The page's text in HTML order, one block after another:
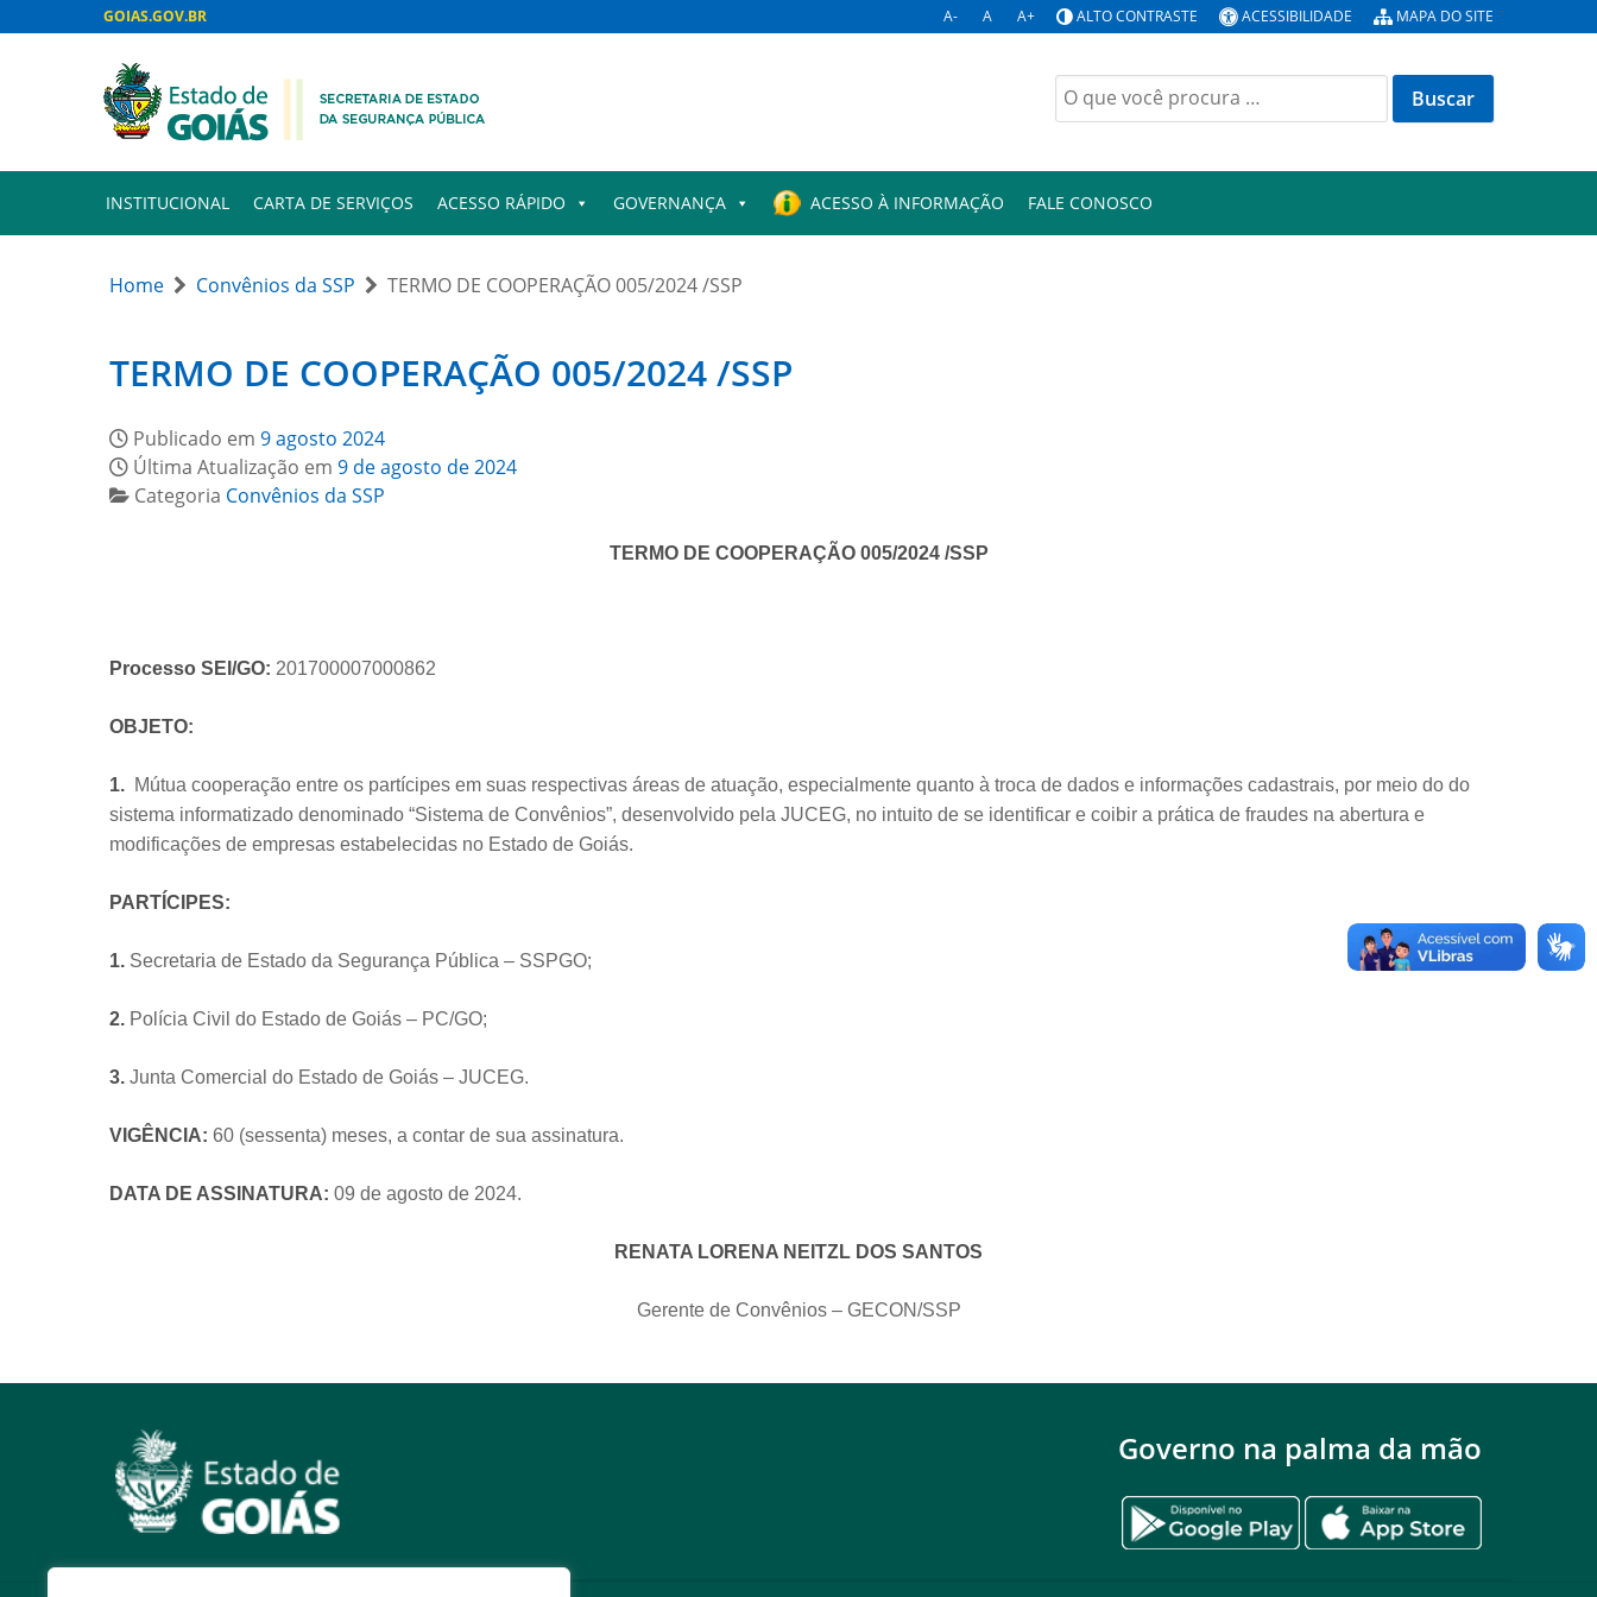
GOIAS.GOV.BR A- A A+ ALTO CONTRASTE ACESSIBILIDADE MAPA DO SITE
Buscar
por:
INSTITUCIONAL CARTA DE SERVIÇOS ACESSO RÁPIDO GOVERNANÇA ACESSO À INFORMAÇÃO FALE CONOSCO
Home Convênios da SSP TERMO DE COOPERAÇÃO 005/2024 /SSP
TERMO DE COOPERAÇÃO 005/2024 /SSP
Publicado em 9 agosto 2024
Última Atualização em 9 de agosto de 2024
Categoria Convênios da SSP
TERMO DE COOPERAÇÃO 005/2024 /SSP
Processo SEI/GO: 201700007000862
OBJETO:
1. Mútua cooperação entre os partícipes em suas respectivas áreas de atuação, especialmente quanto à troca de dados e informações cadastrais, por meio do do
sistema informatizado denominado “Sistema de Convênios”, desenvolvido pela JUCEG, no intuito de se identificar e coibir a prática de fraudes na abertura e
modificações de empresas estabelecidas no Estado de Goiás.
PARTÍCIPES:
1. Secretaria de Estado da Segurança Pública – SSPGO;
2. Polícia Civil do Estado de Goiás – PC/GO;
3. Junta Comercial do Estado de Goiás – JUCEG.
VIGÊNCIA: 60 (sessenta) meses, a contar de sua assinatura.
DATA DE ASSINATURA: 09 de agosto de 2024.
RENATA LORENA NEITZL DOS SANTOS
Gerente de Convênios – GECON/SSP
Governo na palma da mão